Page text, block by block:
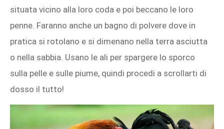
situata vicino alla loro coda e poi beccano le loro
penne. Faranno anche un bagno di polvere dove in
pratica si rotolano e si dimenano nella terra asciutta
o nella sabbia. Usano le ali per spargere lo sporco
sulla pelle e sulle piume, quindi procedi a scrollarti di
dosso il tutto!